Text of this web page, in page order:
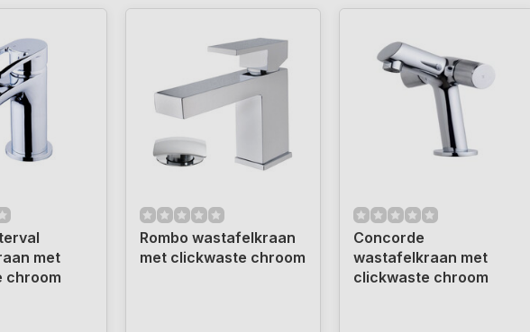
met
chroom
Rombo wastafelkraan
met clickwaste chroom
Concorde
wastafelkraan met
clickwaste chroom